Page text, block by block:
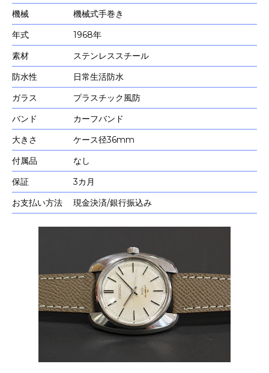
機械
機械式手巻き
年式
1968年
素材
ステンレススチール
防水性
日常生活防水
ガラス
プラスチック風防
バンド
カーフバンド
大きさ
ケース径36mm
付属品
なし
保証
3カ月
お支払い方法
現金決済/銀行振込み